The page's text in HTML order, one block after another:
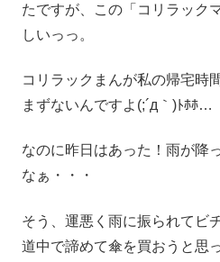
たですが、この「コリラック
しいっっ。
コリラックまんが私の帰宅時
まずないんですよ(;´д｀)ﾄﾎﾎ…
なのに昨日はあった！雨が降
なぁ・・・
そう、運悪く雨に振られてビ
道中で諦めて傘を買おうと思